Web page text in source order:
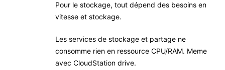
Pour le stockage, tout dépend des besoins en
vitesse et stockage.
Les services de stockage et partage ne
consomme rien en ressource CPU/RAM. Meme
avec CloudStation drive.